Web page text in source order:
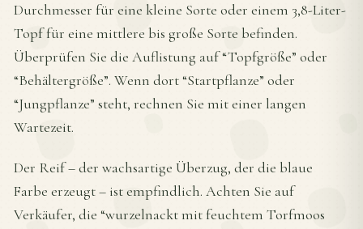
Durchmesser für eine kleine Sorte oder einem 3,8-Liter-
Topf für eine mittlere bis große Sorte befinden.
Überprüfen Sie die Auflistung auf “Topfgröße” oder
“Behältergröße”. Wenn dort “Startpflanze” oder
“Jungpflanze” steht, rechnen Sie mit einer langen
Wartezeit.
Der Reif – der wachsartige Überzug, der die blaue
Farbe erzeugt – ist empfindlich. Achten Sie auf
Verkäufer, die “wurzelnackt mit feuchtem Torfmoos